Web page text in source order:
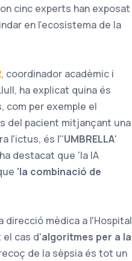
cinc experts han exposat
en l'ecosistema de la
, coordinador acadèmic i
ha explicat quina és
com per exemple el
del pacient mitjançant una
l'ictus, és l''UMBRELLA'
destacat que 'la IA
'la combinació de
direcció mèdica a l'Hospital
el cas d'algoritmes per a la
de la sèpsia és tot un